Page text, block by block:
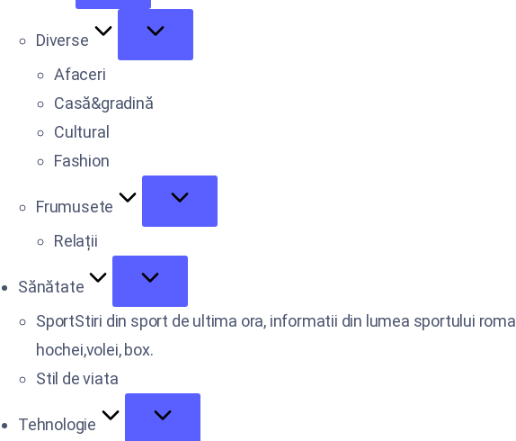
Diverse
Afaceri
Casă&gradină
Cultural
Fashion
Frumusete
Relații
Sănătate
SportStiri din sport de ultima ora, informatii din lumea sportului
hochei,volei, box.
Stil de viata
Tehnologie